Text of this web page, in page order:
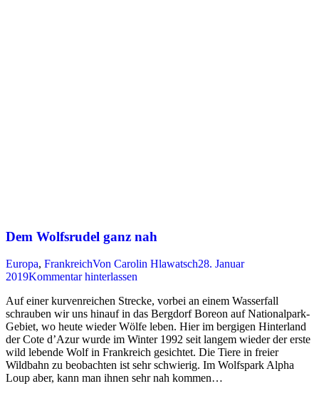
Dem Wolfsrudel ganz nah
Europa, FrankreichVon Carolin Hlawatsch28. Januar
2019Kommentar hinterlassen
Auf einer kurvenreichen Strecke, vorbei an einem Wasserfall
schrauben wir uns hinauf in das Bergdorf Boreon auf Nationalpark-
Gebiet, wo heute wieder Wölfe leben. Hier im bergigen Hinterland
der Cote d’Azur wurde im Winter 1992 seit langem wieder der erste
wild lebende Wolf in Frankreich gesichtet. Die Tiere in freier
Wildbahn zu beobachten ist sehr schwierig. Im Wolfspark Alpha
Loup aber, kann man ihnen sehr nah kommen…